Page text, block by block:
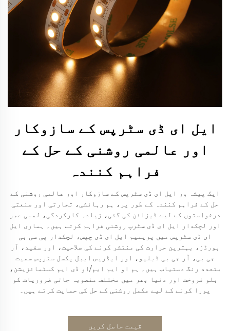
ایل ای ڈی سٹرپس کے سازوکار
اور عالمی روشنی کے حل کے
فراہم کنندہ
ایک پیشہ ور ایل ای ڈی سٹرپس کے سازوکار اور عالمی روشنی کے
حل کے فراہم کنندہ کے طور پر، ہم رہائشی، تجارتی اور صنعتی
درخواستوں کے لیے ڈیزائن کی گئی، زیادہ کارکردگی، لمبی عمر
اور لچکدار ایل ای ڈی سٹرپ روشنی فراہم کرتے ہیں۔ ہماری ایل
ای ڈی سٹرپس میں پریمیم ایل ای ڈی چپس، لچکدار پی سی بی
بورڈز، بہترین حرارت کی منتشر کرنے کی صلاحیت، اور سفید، آر
جی بی، آر جی بی ڈبلیو، اور ایڈریس ایبل پکسل سٹرپس سمیت
متعدد رنگ دستیاب ہیں۔ ہم او ایم ایم/او ڈی ایم کسٹمائزیشن،
بلو فروخت اور دنیا بھر میں مختلف منصوبہ جاتی ضروریات کو
پورا کرنے کے لیے مکمل روشنی کے حل کی حمایت کرتے ہیں۔
قیمت حاصل کریں